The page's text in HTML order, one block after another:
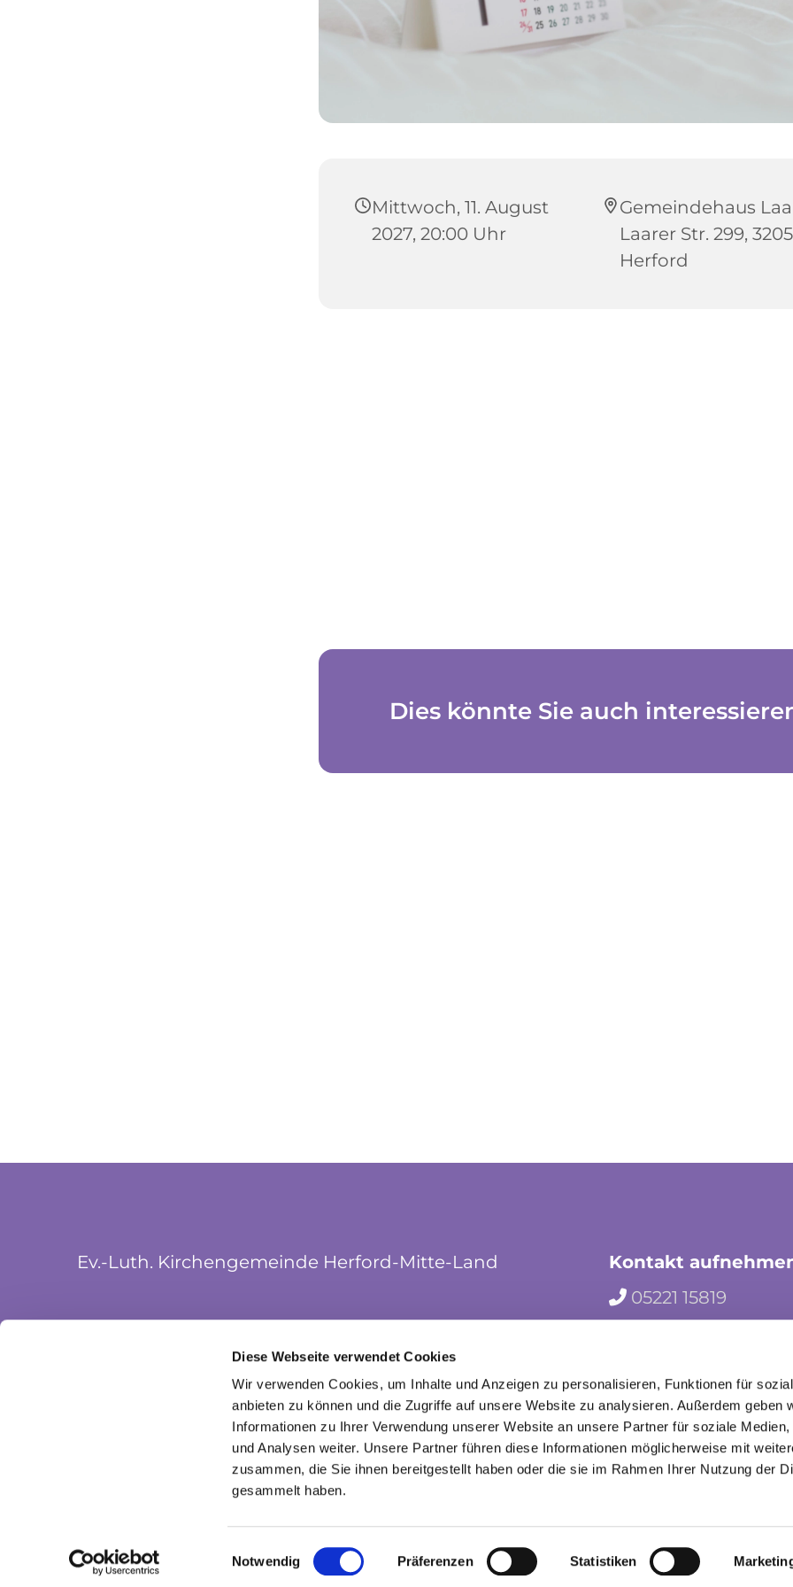
Diese Webseite verwendet Cookies
Wir verwenden Cookies, um Inhalte und Anzeigen zu personalisieren, Funktionen für
anbieten zu können und die Zugriffe auf unsere Website zu analysieren. Außerdem geben
Informationen zu Ihrer Verwendung unserer Website an unsere Partner für soziale Medien,
und Analysen weiter. Unsere Partner führen diese Informationen möglicherweise mit
zusammen, die Sie ihnen bereitgestellt haben oder die sie im Rahmen Ihrer Nutzung der
gesammelt haben.
Einwilligungsauswahl
Notwendig Präferenzen Statistiken
Mittwoch, 11. August
2027, 20:00 Uhr
Gemeindehaus
Laarer Str. 299,
Herford
Dies könnte Sie auch
Ev.-Luth. Kirchengemeinde Herford-Mitte-Land Kontakt
 05221 15819